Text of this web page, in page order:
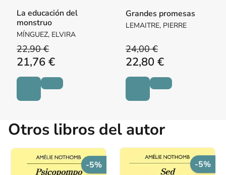
La educación del
monstruo
MÍNGUEZ, ELVIRA
22,90 €
21,76 €
Grandes promesas
LEMAITRE, PIERRE
24,00 €
22,80 €
Otros libros del autor
-5% -5%